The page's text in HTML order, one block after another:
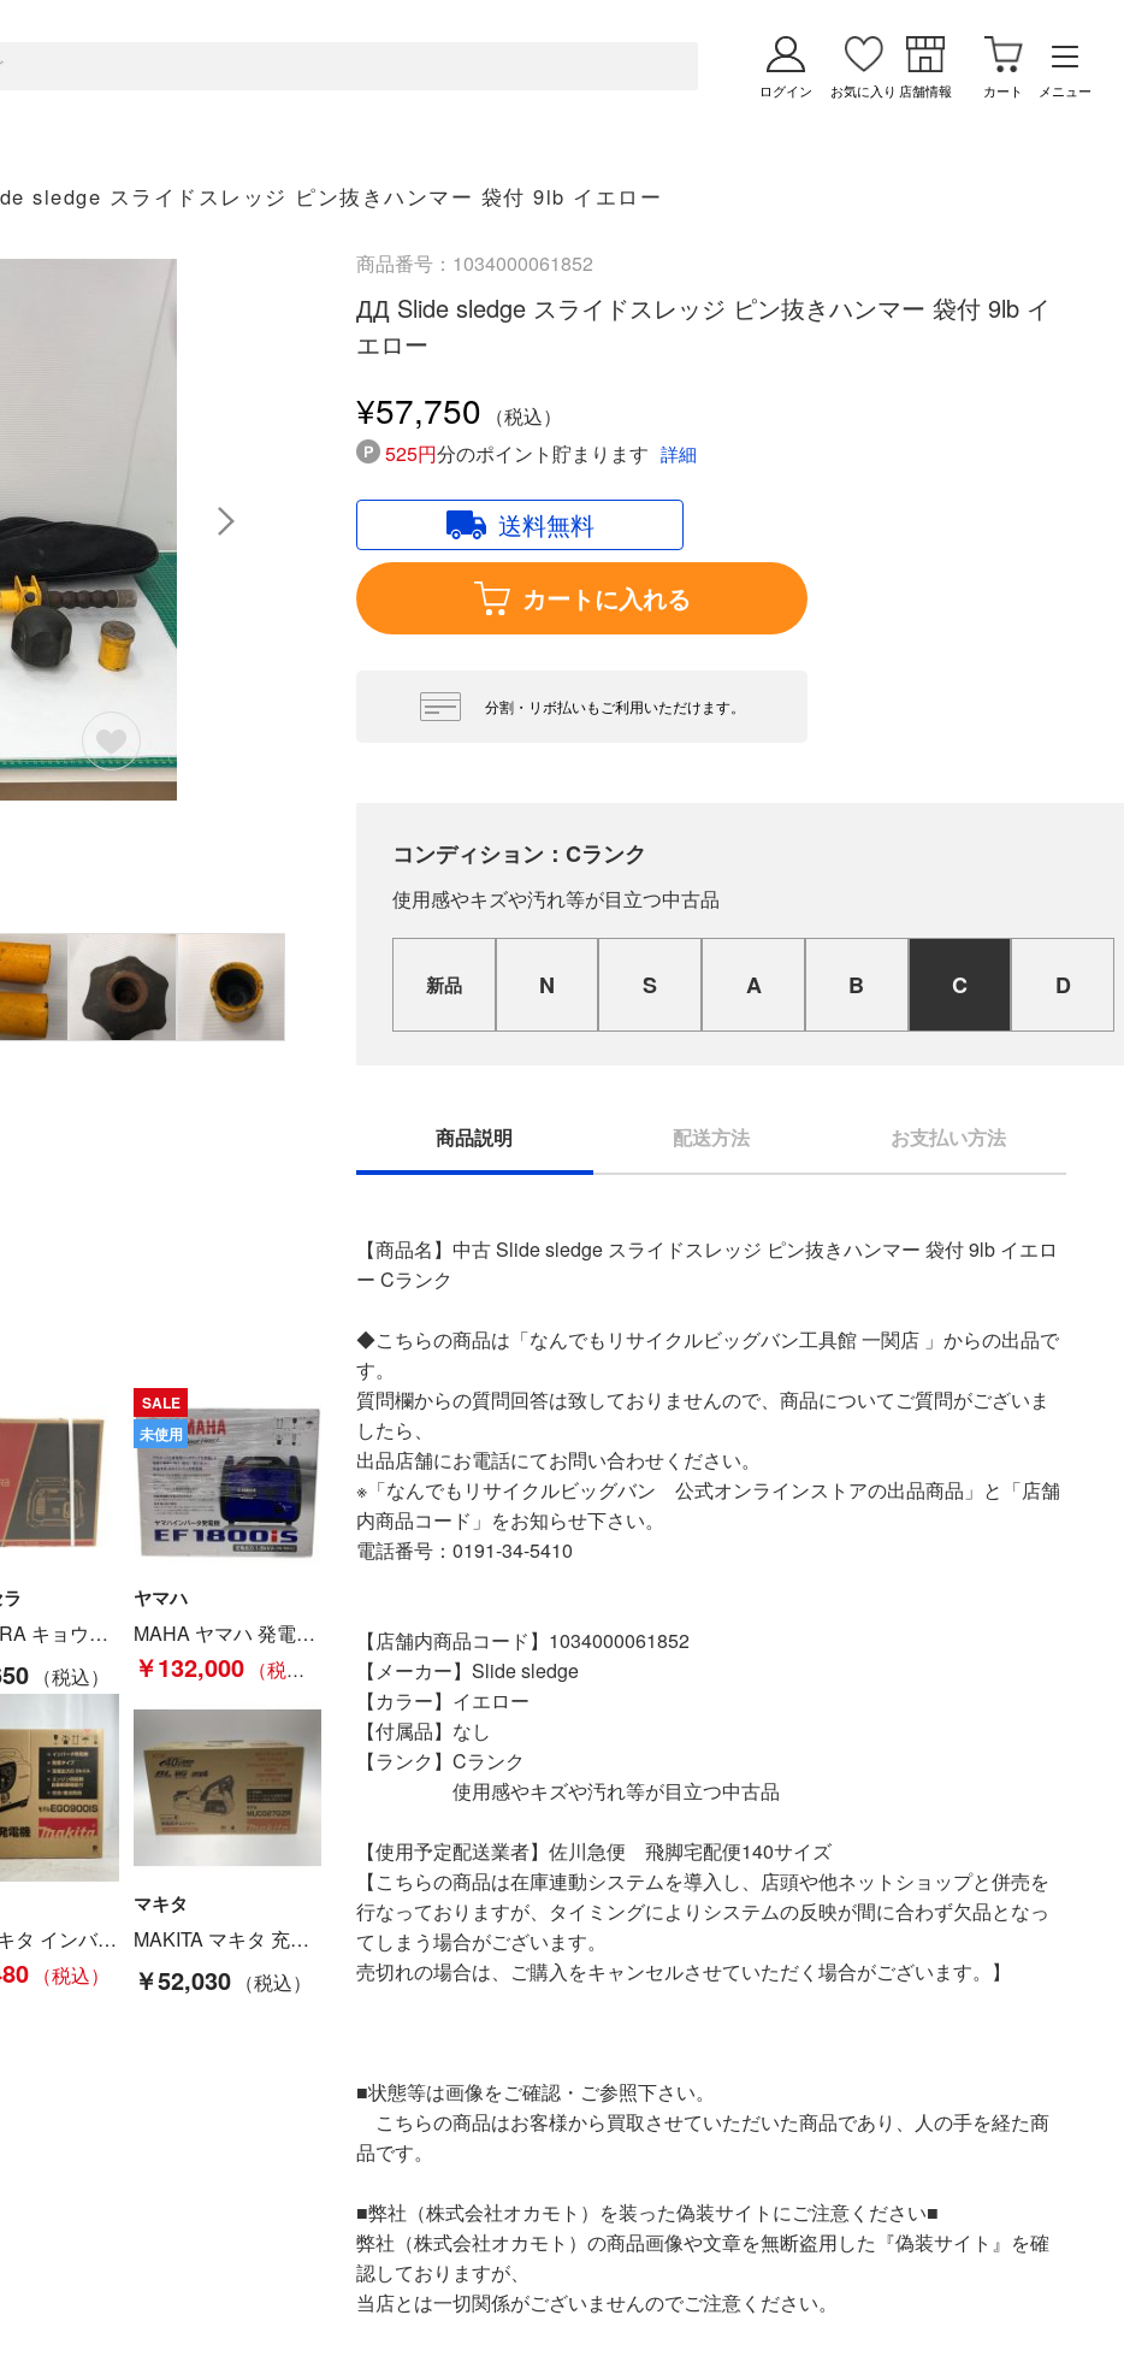
ログイン お気に入り 店舗情報 カート メニュー
sledge スライドスレッジ ピン抜きハンマー 袋付 9lb イエロー
KYOCERA キョウセラ インバーター エンジン発電機 EGI100 定格電圧交流100V Sランク
SALE
未使用
ヤマハ
MAHA ヤマハ 発電機 未開封未使用品 7PC100-01A0106384 EF1800IS Nランク
￥132,000
KITA マキタ インバータ発電機 4サイクル 0.9KVA EG0900IS ブルー Sランク
マキタ
MAKITA マキタ 充電式チェーンソー MUC027GZR Sランク
￥52,030
商品番号：1034000061852
ДД Slide sledge スライドスレッジ ピン抜きハンマー 袋付 9lb イ
エロー
¥57,750
525円分のポイント貯まります 詳細
送料無料
カートに入れる
分割・リボ払いもご利用いただけます。
コンディション：Cランク
使用感やキズや汚れ等が目立つ中古品
新品 N S A B C D
商品説明 配送方法 お支払い方法
【商品名】中古 Slide sledge スライドスレッジ ピン抜きハンマー 袋付 9lb イエロ
ー Cランク
◆こちらの商品は「なんでもリサイクルビッグバン工具館 一関店 」からの出品で
す。
質問欄からの質問回答は致しておりませんので、商品についてご質問がございま
したら、
出品店舗にお電話にてお問い合わせください。
※「なんでもリサイクルビッグバン 公式オンラインストアの出品商品」と「店舗
内商品コード」をお知らせ下さい。
電話番号：0191-34-5410
【店舗内商品コード】1034000061852
【メーカー】Slide sledge
【カラー】イエロー
【付属品】なし
【ランク】Cランク
使用感やキズや汚れ等が目立つ中古品
【使用予定配送業者】佐川急便 飛脚宅配便140サイズ
【こちらの商品は在庫連動システムを導入し、店頭や他ネットショップと併売を
行なっておりますが、タイミングによりシステムの反映が間に合わず欠品となっ
てしまう場合がございます。
売切れの場合は、ご購入をキャンセルさせていただく場合がございます。】
■状態等は画像をご確認・ご参照下さい。
こちらの商品はお客様から買取させていただいた商品であり、人の手を経た商
品です。
■弊社（株式会社オカモト）を装った偽装サイトにご注意ください■
弊社（株式会社オカモト）の商品画像や文章を無断盗用した『偽装サイト』を確
認しておりますが、
当店とは一切関係がございませんのでご注意ください。